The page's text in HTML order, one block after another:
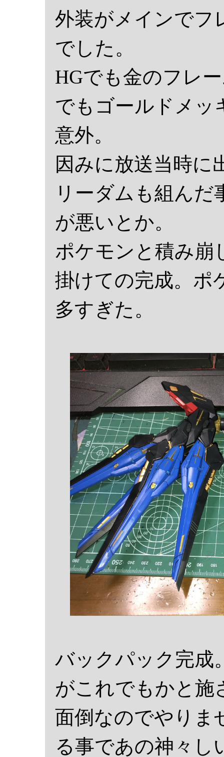
外装がメインでフ
でした。
HGでも金のフレ
でもゴールドメッ
意外。
因みに放送当時に
リーダムも組ん
が悪いとか。
ポケモンと積み崩
掛けての完成。ポ
多すぎた。
バックパック完成
がこれでもかと施
面倒なのでやりま
る事であの神々し